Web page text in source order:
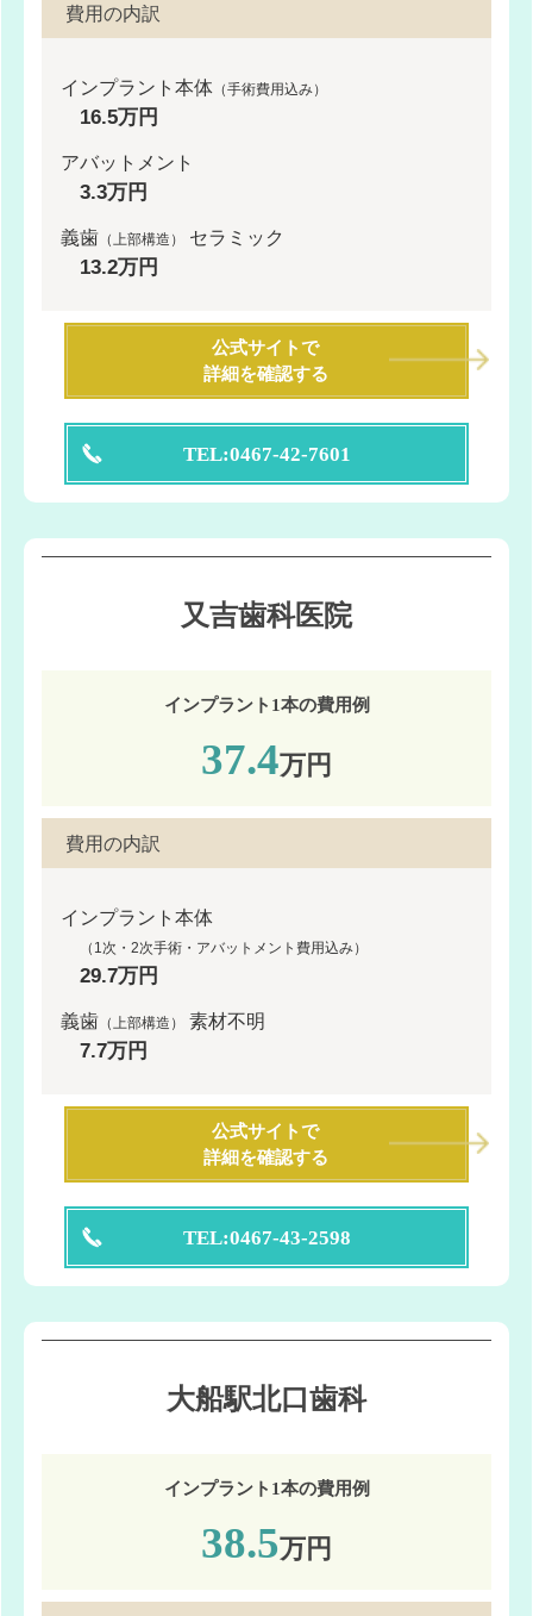
又吉歯科医院
インプラント1本の費用例
37.4万円
費用の内訳
インプラント本体
（1次・2次手術・アバットメント費用込み）
29.7万円
義歯 （上部構造） 素材不明
7.7万円
公式サイトで
詳細を確認する
TEL:0467-43-2598
費用の内訳
インプラント本体 （手術費用込み）
16.5万円
アバットメント
3.3万円
義歯 （上部構造） セラミック
13.2万円
公式サイトで
詳細を確認する
TEL:0467-42-7601
大船駅北口歯科
インプラント1本の費用例
38.5万円